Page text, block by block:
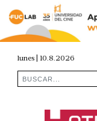
lunes | 10.8.2026